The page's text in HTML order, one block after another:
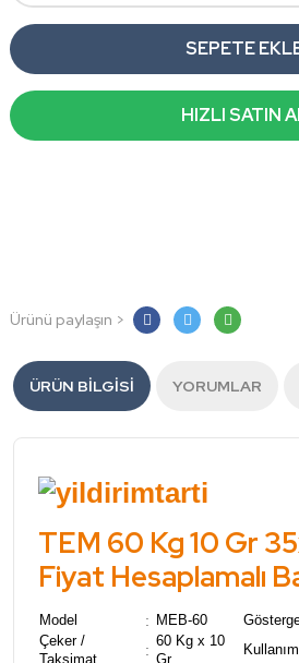
SEPETE
HIZLI SATIN
Ürünü paylaşın >
ÜRÜN BILGISI YORUMLAR
TEM 60 Kg 10 Gr
Fiyat Hesaplamalı
Model : MEB-60
Çeker /
Taksimat
:
60 Kg x 10
Gr